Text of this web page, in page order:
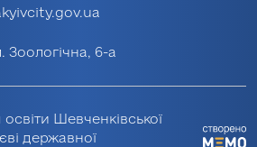
Зоологічна, 6-а
Шевченківської
державної